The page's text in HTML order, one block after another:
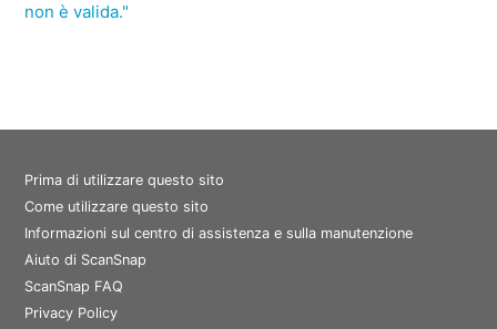
non è valida."
Prima di utilizzare questo sito
Come utilizzare questo sito
Informazioni sul centro di assistenza e sulla manutenzione
Aiuto di ScanSnap
ScanSnap FAQ
Privacy Policy